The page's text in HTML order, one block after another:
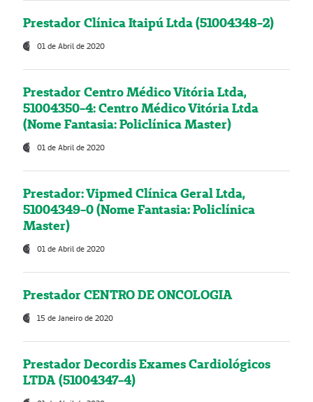
Prestador Clínica Itaipú Ltda (51004348-2)
01 de Abril de 2020
Prestador Centro Médico Vitória Ltda,
51004350-4: Centro Médico Vitória Ltda
(Nome Fantasia: Policlínica Master)
01 de Abril de 2020
Prestador: Vipmed Clínica Geral Ltda,
51004349-0 (Nome Fantasia: Policlínica
Master)
01 de Abril de 2020
Prestador CENTRO DE ONCOLOGIA
15 de Janeiro de 2020
Prestador Decordis Exames Cardiológicos
LTDA (51004347-4)